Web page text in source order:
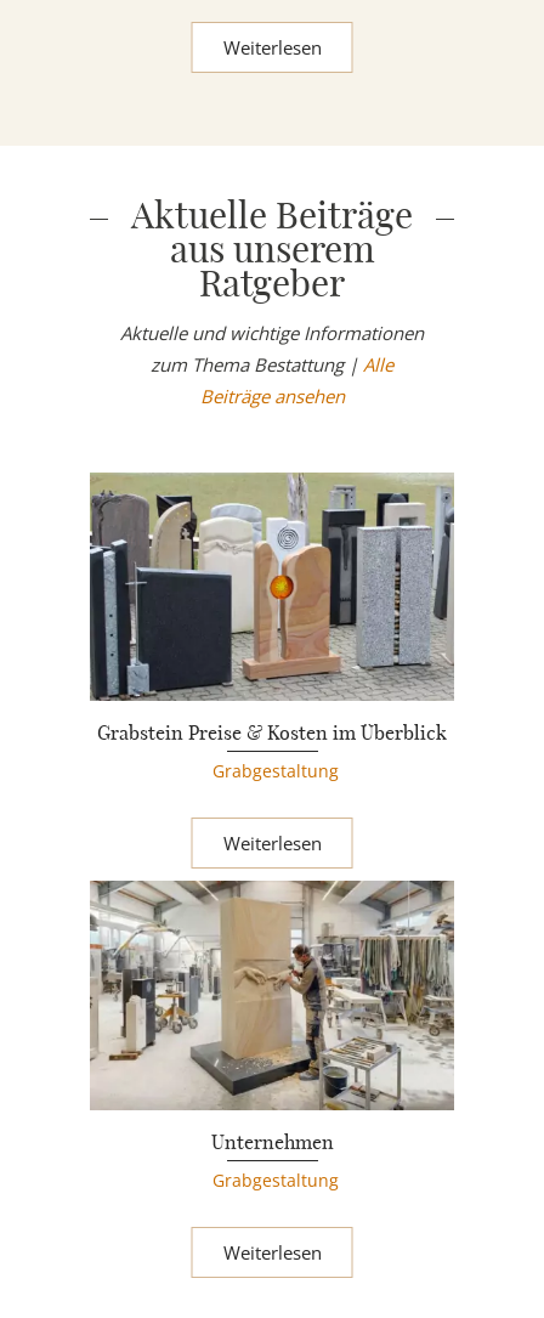
Weiterlesen
Aktuelle Beiträge
aus unserem
Ratgeber
Aktuelle und wichtige Informationen
zum Thema Bestattung | Alle
Beiträge ansehen
Grabstein Preise & Kosten im Überblick
Grabgestaltung
Weiterlesen
Unternehmen
Grabgestaltung
Weiterlesen